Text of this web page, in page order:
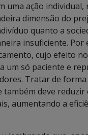
uma ação individual,
dimensão do
quanto a
insuficiente. Por
cujo efeito
um só paciente e
Tratar de forma
também deve reduzir
aumentando a